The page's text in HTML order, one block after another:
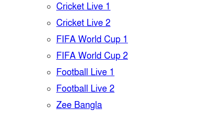
Cricket Live 1
Cricket Live 2
FIFA World Cup 1
FIFA World Cup 2
Football Live 1
Football Live 2
Zee Bangla